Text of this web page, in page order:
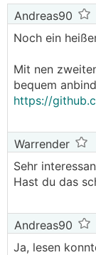
2) Den
anschließen.
Rechner
auswählen,
exportiert
übertragen
4) Das
alles geklappt
eine
WP geht in
Andreas90
Noch ein
Mit nen
bequem
https://
Warrender
Sehr
Hast du das
Andreas90
Ja, lesen